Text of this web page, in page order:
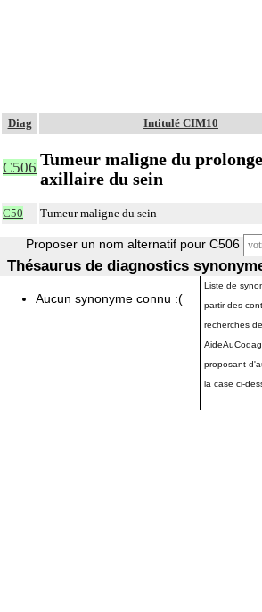
Diag Intitulé CIM10
C506 Tumeur maligne du
axillaire du sein
C50 Tumeur maligne du sein
Proposer un nom alternatif pour C506
Thésaurus de diagnostics
Aucun synonyme connu :(
Liste de
partir des
recherches
proposant
la case ci-